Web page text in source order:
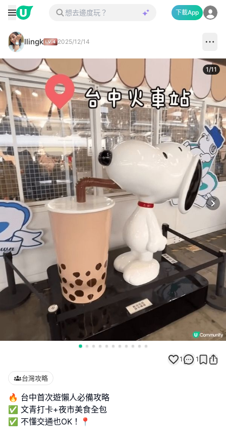
下載App
llingk 2025/12/14
1/11
1 1
台灣攻略
🔥 台中首次遊懶人必備攻略
✅ 文青打卡+夜市美食全包
✅ 不懂交通也OK！📍